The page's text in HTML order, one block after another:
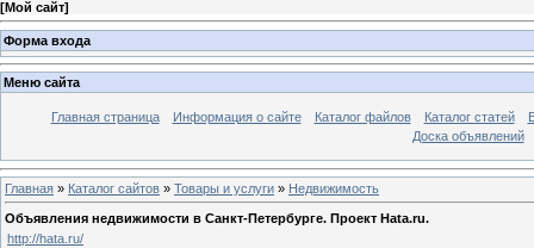
[Мой сайт]
Форма входа
Меню сайта
Главная страница Информация о сайте Каталог файлов Каталог статей
Доска объявлений
Главная » Каталог сайтов » Товары и услуги » Недвижимость
Объявления недвижимости в Санкт-Петербурге. Проект Hata.ru.
http://hata.ru/